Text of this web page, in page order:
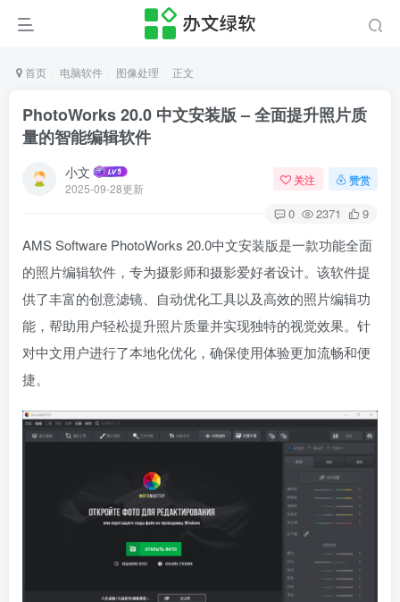
首页 电脑软件 图像处理 正文
PhotoWorks 20.0 中文安装版 – 全面提升照片质
量的智能编辑软件
小文
2025-09-28更新
关注 赞赏
0 2371 9
AMS Software PhotoWorks 20.0中文安装版是一款功能全面
的照片编辑软件，专为摄影师和摄影爱好者设计。该软件提
供了丰富的创意滤镜、自动优化工具以及高效的照片编辑功
能，帮助用户轻松提升照片质量并实现独特的视觉效果。针
对中文用户进行了本地化优化，确保使用体验更加流畅和便
捷。